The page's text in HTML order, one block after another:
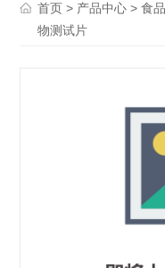
首页 > 产品中心 >食
物测试片